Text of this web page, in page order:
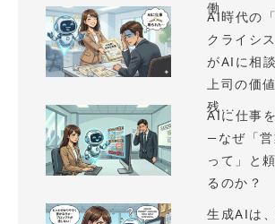
働...
AI時代の
クライシ
がAIに相
上司の価
残...
AIに仕事
—なぜ「
って」と
るのか？
生成AIは